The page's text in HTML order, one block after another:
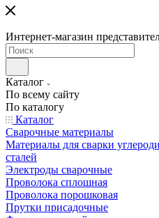
Интернет-магазин
Каталог
По всему сайту
По каталогу
Каталог
Сварочные материалы
Материалы для сварки
сталей
Электроды сварочные
Проволока сплошная
Проволока порошковая
Прутки присадочные